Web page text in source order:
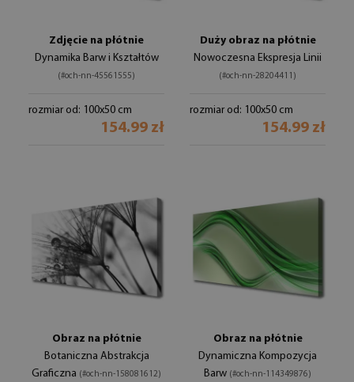
Zdjęcie na płótnie
Dynamika Barw i Kształtów
(#och-nn-45561555)
rozmiar od: 100x50 cm
154.99 zł
Duży obraz na płótnie
Nowoczesna Ekspresja Linii
(#och-nn-28204411)
rozmiar od: 100x50 cm
154.99 zł
Obraz na płótnie
Botaniczna Abstrakcja
Graficzna (#och-nn-158081612)
Obraz na płótnie
Dynamiczna Kompozycja
Barw (#och-nn-114349876)